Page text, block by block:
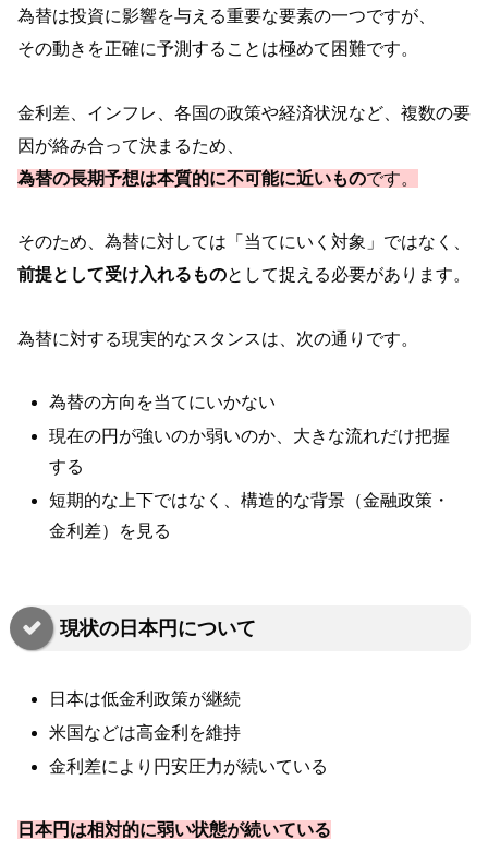
為替は投資に影響を与える重要な要素の一つですが、
その動きを正確に予測することは極めて困難です。
金利差、インフレ、各国の政策や経済状況など、複数の要
因が絡み合って決まるため、
為替の長期予想は本質的に不可能に近いものです。
そのため、為替に対しては「当てにいく対象」ではなく、
前提として受け入れるものとして捉える必要があります。
為替に対する現実的なスタンスは、次の通りです。
為替の方向を当てにいかない
現在の円が強いのか弱いのか、大きな流れだけ把握
する
短期的な上下ではなく、構造的な背景（金融政策・
金利差）を見る
現状の日本円について
日本は低金利政策が継続
米国などは高金利を維持
金利差により円安圧力が続いている
日本円は相対的に弱い状態が続いている